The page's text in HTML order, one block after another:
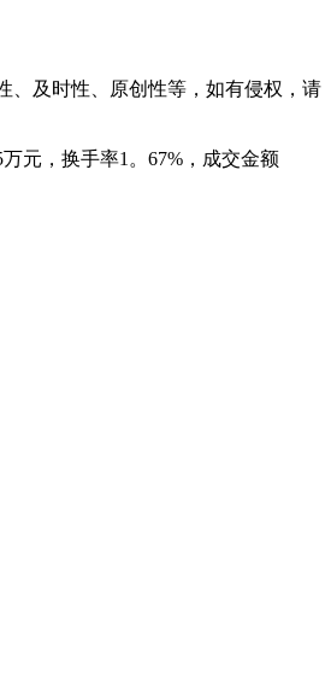
及时性、原创性等，如有侵权，请
元，换手率1。67%，成交金额